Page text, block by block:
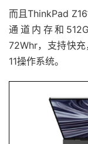
而且ThinkPad
通道内存和
72Whr，支持快
11操作系统。